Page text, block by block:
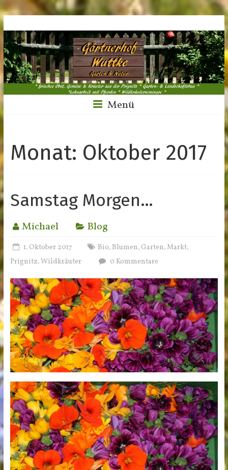
Menü
Monat: Oktober 2017
Samstag Morgen…
Michael Blog
1. Oktober 2017 Bio, Blumen, Garten,Markt,
Prignitz,Wildkräuter 0 Kommentare